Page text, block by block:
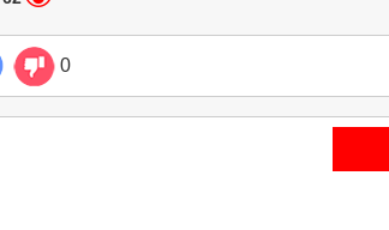
0